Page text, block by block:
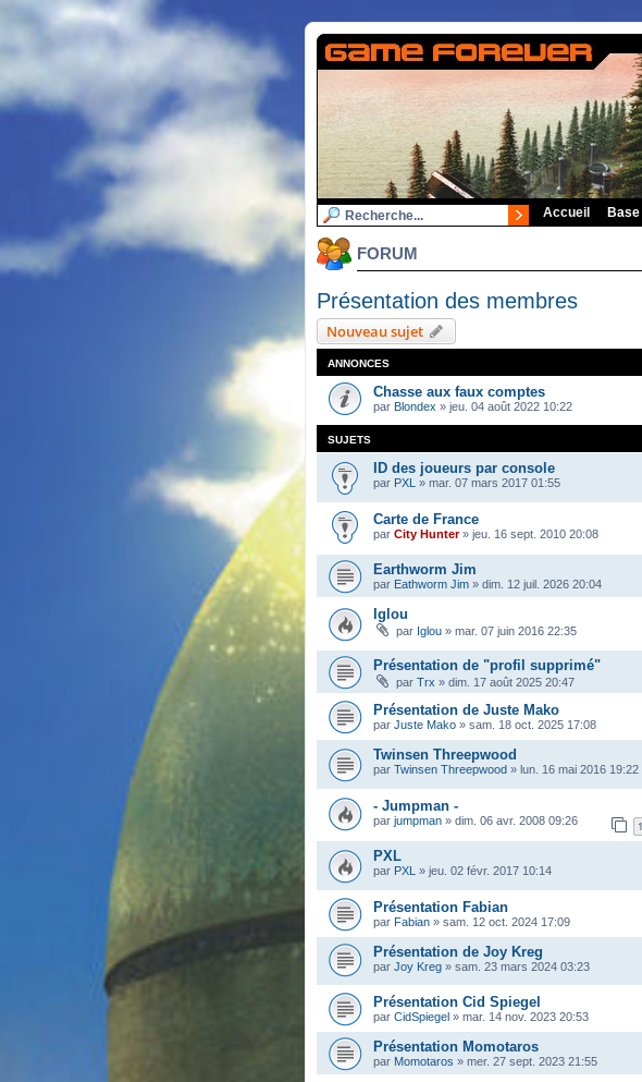
Accueil
FORUM
Présentation des membres
Nouveau sujet
ANNONCES
Chasse aux faux comptes
par Blondex » jeu. 04 août 2022 10:22
SUJETS
ID des joueurs par console
par PXL » mar. 07 mars 2017 01:55
Carte de France
par City Hunter» jeu. 16 sept. 2010 20:08
Earthworm Jim
par Eathworm Jim » dim. 12 juil. 2026 20:04
Iglou
par Iglou » mar. 07 juin 2016 22:35
Présentation de "profil supprimé"
par Trx » dim. 17 août 2025 20:47
Présentation de Juste Mako
par Juste Mako » sam. 18 oct. 2025 17:08
Twinsen Threepwood
par Twinsen Threepwood » lun. 16 mai 2016 19:22
- Jumpman -
par jumpman » dim. 06 avr. 2008 09:26 1
PXL
par PXL » jeu. 02 févr. 2017 10:14
Présentation Fabian
par Fabian » sam. 12 oct. 2024 17:09
Présentation de Joy Kreg
par Joy Kreg » sam. 23 mars 2024 03:23
Présentation Cid Spiegel
par CidSpiegel » mar. 14 nov. 2023 20:53
Présentation Momotaros
par Momotaros » mer. 27 sept. 2023 21:55